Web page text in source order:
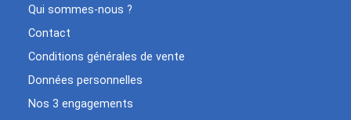
Qui sommes-nous ?
Contact
Conditions générales de vente
Données personnelles
Nos 3 engagements